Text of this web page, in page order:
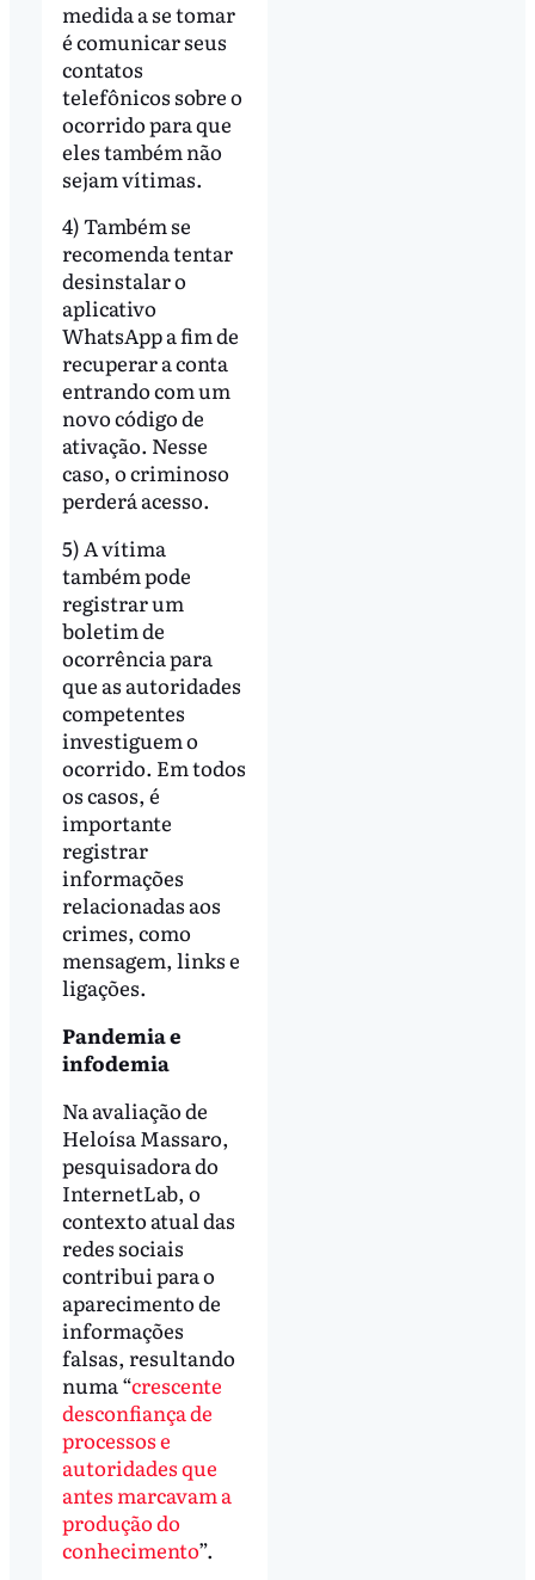
medida a se tomar
é comunicar seus
contatos
telefônicos sobre o
ocorrido para que
eles também não
sejam vítimas.
4) Também se
recomenda tentar
desinstalar o
aplicativo
WhatsApp a fim de
recuperar a conta
entrando com um
novo código de
ativação. Nesse
caso, o criminoso
perderá acesso.
5) A vítima
também pode
registrar um
boletim de
ocorrência para
que as autoridades
competentes
investiguem o
ocorrido. Em todos
os casos, é
importante
registrar
informações
relacionadas aos
crimes, como
mensagem, links e
ligações.
Pandemia e
infodemia
Na avaliação de
Heloísa Massaro,
pesquisadora do
InternetLab, o
contexto atual das
redes sociais
contribui para o
aparecimento de
informações
falsas, resultando
numa “crescente
desconfiança de
processos e
autoridades que
antes marcavam a
produção do
conhecimento”.